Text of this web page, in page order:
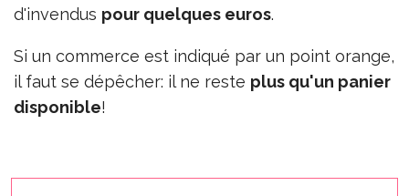
d'invendus pour quelques euros.
Si un commerce est indiqué par un point orange,
il faut se dépêcher: il ne reste plus qu'un panier
disponible!